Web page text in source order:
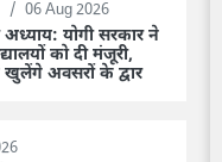
/ 06 Aug 2026
अध्याय: योगी सरकार ने
को दी मंजूरी,
अवसरों के द्वार